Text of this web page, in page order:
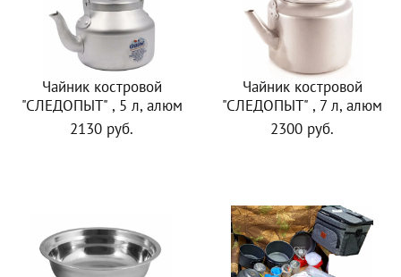
Чайник костровой
"СЛЕДОПЫТ" , 5 л, алюм
2130 руб.
Чайник костровой
"СЛЕДОПЫТ" , 7 л, алюм
2300 руб.